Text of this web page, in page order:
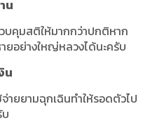
น
บคุมสติให้มากกว่าปกติหาก
ยอย่างใหญ่หลวงได้นะครับ
น
ายยามฉุกเฉินทำให้รอดตัวไป